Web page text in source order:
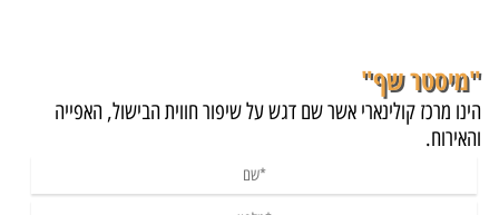
"מיסטר שף"
הינו מרכז קולינארי אשר שם דגש על שיפור חווית הבישול, האפייה
והאירוח.